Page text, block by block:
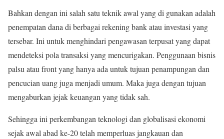
Bahkan dengan ini salah satu teknik awal yang di gunakan adalah
penempatan dana di berbagai rekening bank atau investasi yang
tersebar. Ini untuk menghindari pengawasan terpusat yang dapat
mendeteksi pola transaksi yang mencurigakan. Penggunaan bisnis
palsu atau front yang hanya ada untuk tujuan penampungan dan
pencucian uang juga menjadi umum. Maka juga dengan tujuan
mengaburkan jejak keuangan yang tidak sah.
Sehingga ini perkembangan teknologi dan globalisasi ekonomi
sejak awal abad ke-20 telah memperluas jangkauan dan